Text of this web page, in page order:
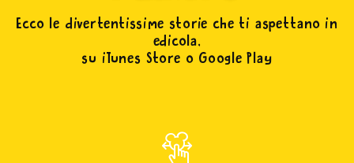
Ecco le divertentissime storie che ti aspettano in
edicola,
su iTunes Store o Google Play